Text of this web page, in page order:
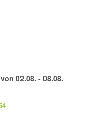
02.08. - 08.08.